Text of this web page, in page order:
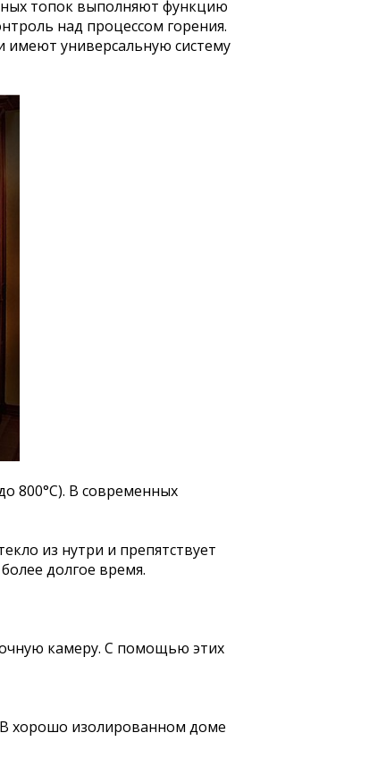
топок выполняют функцию
над процессом горения.
универсальную систему
800°С). В современных
из нутри и препятствует
долгое время.
камеру. С помощью этих
хорошо изолированном доме